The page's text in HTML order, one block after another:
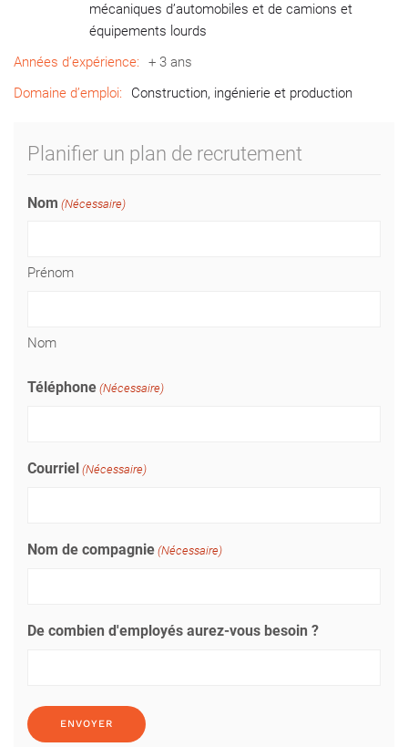
mécaniques d’automobiles et de camions et
équipements lourds
Années d’expérience:
+ 3 ans
Domaine d’emploi:
Construction, ingénierie et production
Planifier un plan de recrutement
Nom (Nécessaire)
Prénom
Nom
Téléphone (Nécessaire)
Courriel (Nécessaire)
Nom de compagnie (Nécessaire)
De combien d'employés aurez-vous besoin ?